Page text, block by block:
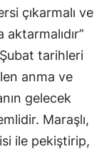
çıkarmalı ve
tarihleri
anma ve
gelecek
Maraşlı,
ile pekiştirip,